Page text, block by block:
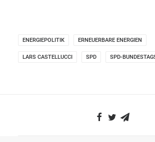
ENERGIEPOLITIK ERNEUERBARE ENERGIEN
LARS CASTELLUCCI SPD SPD-